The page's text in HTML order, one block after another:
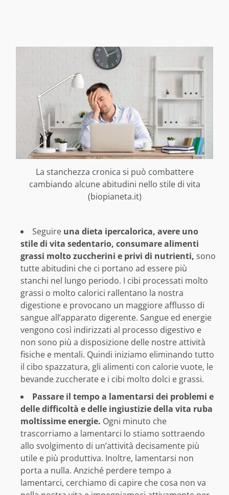
La stanchezza cronica si può combattere
cambiando alcune abitudini nello stile di vita
(biopianeta.it)
Seguire una dieta ipercalorica, avere uno
stile di vita sedentario, consumare alimenti
grassi molto zuccherini e privi di nutrienti, sono
tutte abitudini che ci portano ad essere più
stanchi nel lungo periodo. I cibi processati molto
grassi o molto calorici rallentano la nostra
digestione e provocano un maggiore afflusso di
sangue all’apparato digerente. Sangue ed energie
vengono così indirizzati al processo digestivo e
non sono più a disposizione delle nostre attività
fisiche e mentali. Quindi iniziamo eliminando tutto
il cibo spazzatura, gli alimenti con calorie vuote, le
bevande zuccherate e i cibi molto dolci e grassi.
Passare il tempo a lamentarsi dei problemi e
delle difficoltà e delle ingiustizie della vita ruba
moltissime energie. Ogni minuto che
trascorriamo a lamentarci lo stiamo sottraendo
allo svolgimento di un’attività decisamente più
utile e più produttiva. Inoltre, lamentarsi non
porta a nulla. Anziché perdere tempo a
lamentarci, cerchiamo di capire che cosa non va